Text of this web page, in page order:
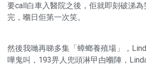
要call白車入醫院之後，佢就即刻破涕
完，嗰日佢第一次笑。
然後我哋再睇多集「蟑螂養殖場」，
嘩鬼叫，193畀人兜頭淋曱甴嗰陣，